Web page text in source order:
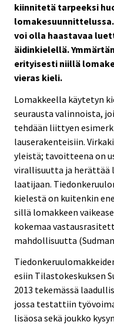
kiinnitetä tarpeeksi
voi olla haastavaa
äidinkielellä.
erityisesti niillä
vieras kieli.
Lomakkeella käytetyn
seurausta valinnoista,
tehdään liittyen
lauserakenteisiin.
yleistä; tavoitteena on
virallisuutta ja herättää
laatijaan.
kielestä on kuitenkin
sillä lomakkeen
kokemaa
mahdollisuutta (Sudman
esiin Tilastokeskuksen
2013 tekemässä
jossa testattiin
lisäosa sekä joukko